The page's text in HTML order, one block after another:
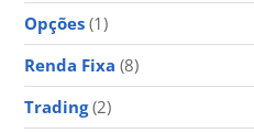
Opções (1)
Renda Fixa (8)
Trading(2)